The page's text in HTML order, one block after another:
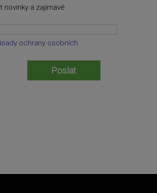
novinky a zajímavé
ochrany osobních